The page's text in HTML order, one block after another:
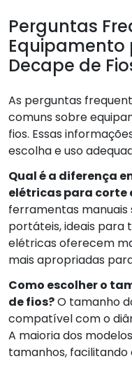
Perguntas
Equipamento
Decape de
As perguntas
comuns sobre
fios. Essas
escolha e uso
Qual é a diferença
elétricas para corte
ferramentas
portáteis, ideais para
elétricas oferecem
mais apropriadas
Como escolher o
de fios?O tamanho
compatível com o
A maioria dos
tamanhos, facilitando